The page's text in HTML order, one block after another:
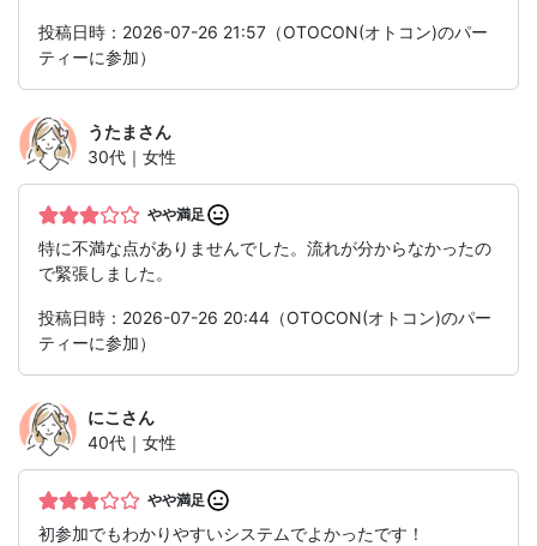
投稿日時：2026-07-26 21:57（OTOCON(オトコン)のパー
ティーに参加）
うたま さん
30代｜女性
やや満足
特に不満な点がありませんでした。流れが分からなかったの
で緊張しました。
投稿日時：2026-07-26 20:44（OTOCON(オトコン)のパー
ティーに参加）
にこ さん
40代｜女性
やや満足
初参加でもわかりやすいシステムでよかったです！